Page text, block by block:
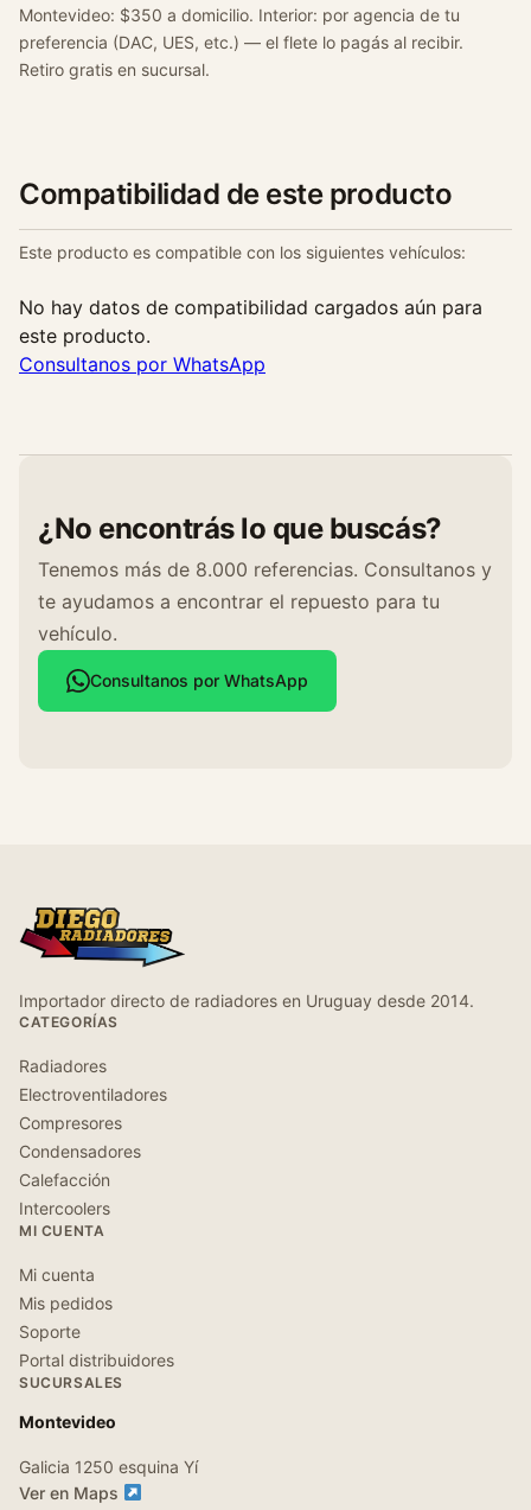
t
i
d
Montevideo: $350 a domicilio. Interior: por agencia de tu
preferencia (DAC, UES, etc.) — el flete lo pagás al recibir.
Retiro gratis en sucursal.
Compatibilidad de este producto
Este producto es compatible con los siguientes vehículos:
No hay datos de compatibilidad cargados aún para
este producto.
Consultanos por WhatsApp
¿No encontrás lo que buscás?
Tenemos más de 8.000 referencias. Consultanos y
te ayudamos a encontrar el repuesto para tu
vehículo.
Consultanos por WhatsApp
Importador directo de radiadores en Uruguay desde 2014.
CATEGORÍAS
Radiadores
Electroventiladores
Compresores
Condensadores
Calefacción
Intercoolers
MI CUENTA
Mi cuenta
Mis pedidos
Soporte
Portal distribuidores
SUCURSALES
Montevideo
Galicia 1250 esquina Yí
Ver en Maps